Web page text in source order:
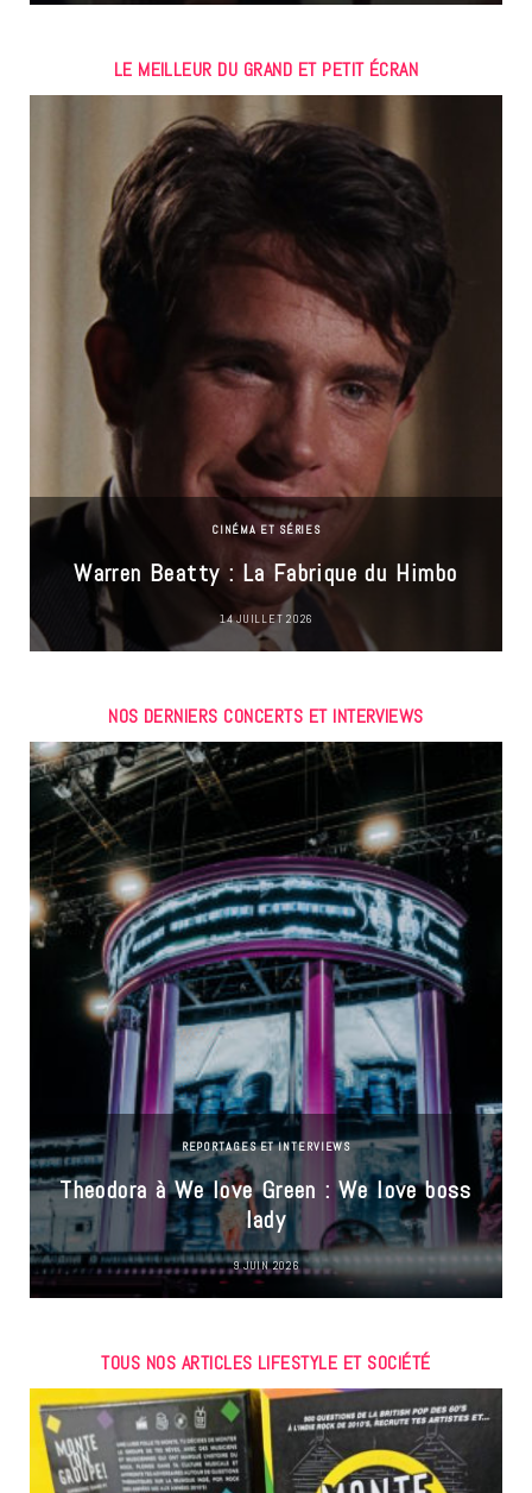
LE MEILLEUR DU GRAND ET PETIT ÉCRAN
CINÉMA ET SÉRIES
Warren Beatty : La Fabrique du Himbo
14 JUILLET 2026
NOS DERNIERS CONCERTS ET INTERVIEWS
REPORTAGES ET INTERVIEWS
Theodora à We love Green : We love boss
lady
9 JUIN 2026
TOUS NOS ARTICLES LIFESTYLE ET SOCIÉTÉ